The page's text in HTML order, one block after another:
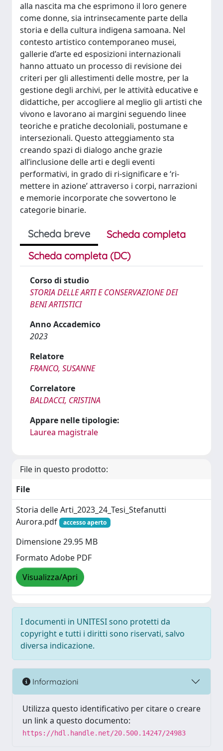
alla nascita ma che esprimono il loro genere
come donne, sia intrinsecamente parte della
storia e della cultura indigena samoana. Nel
contesto artistico contemporaneo musei,
gallerie d’arte ed esposizioni internazionali
hanno attuato un processo di revisione dei
criteri per gli allestimenti delle mostre, per la
gestione degli archivi, per le attività educative e
didattiche, per accogliere al meglio gli artisti che
vivono e lavorano ai margini seguendo linee
teoriche e pratiche decoloniali, postumane e
intersezionali. Questo atteggiamento sta
creando spazi di dialogo anche grazie
all’inclusione delle arti e degli eventi
performativi, in grado di ri-significare e ‘ri-
mettere in azione’ attraverso i corpi, narrazioni
e memorie incorporate che sovvertono le
categorie binarie.
Scheda breve
Scheda completa
Scheda completa (DC)
Corso di studio
STORIA DELLE ARTI E CONSERVAZIONE DEI
BENI ARTISTICI
Anno Accademico
2023
Relatore
FRANCO, SUSANNE
Correlatore
BALDACCI, CRISTINA
Appare nelle tipologie:
Laurea magistrale
File in questo prodotto:
File
Storia delle Arti_2023_24_Tesi_Stefanutti
Aurora.pdf
accesso aperto
Dimensione 29.95 MB
Formato Adobe PDF
Visualizza/Apri
I documenti in UNITESI sono protetti da
copyright e tutti i diritti sono riservati, salvo
diversa indicazione.
Informazioni
Utilizza questo identificativo per citare o creare
un link a questo documento:
https://hdl.handle.net/20.500.14247/24983